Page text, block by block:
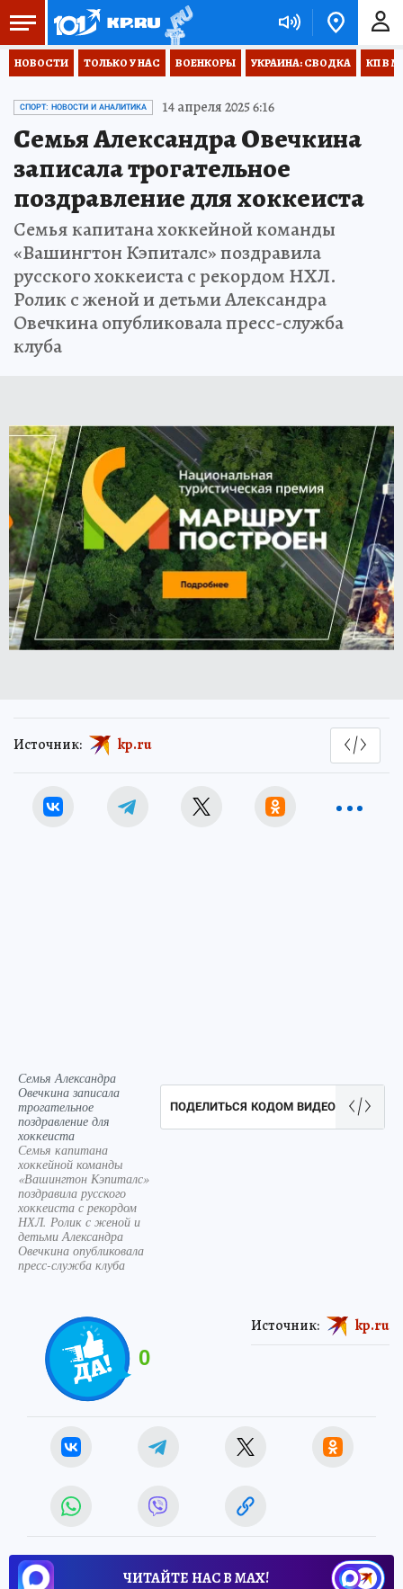
НОВОСТИ ТОЛЬКО У НАС ВОЕНКОРЫ УКРАИНА: СВОДКА КП В
СПОРТ: НОВОСТИ И АНАЛИТИКА 14 апреля 2025 6:16
Семья Александра Овечкина
записала трогательное
поздравление для хоккеиста
Семья капитана хоккейной команды
«Вашингтон Кэпиталс» поздравила
русского хоккеиста с рекордом НХЛ.
Ролик с женой и детьми Александра
Овечкина опубликовала пресс-служба
клуба
Источник: kp.ru
Семья Александра
Овечкина записала
трогательное
поздравление для
хоккеиста
Семья капитана
хоккейной команды
«Вашингтон Кэпиталс»
поздравила русского
хоккеиста с рекордом
НХЛ. Ролик с женой и
детьми Александра
Овечкина опубликовала
пресс-служба клуба
ПОДЕЛИТЬСЯ КОДОМ ВИДЕО
0
Источник: kp.ru
ЧИТАЙТЕ НАС В МАХ!